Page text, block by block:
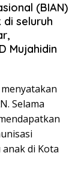
(BIAN)
seluruh
Mujahidin
Selama
di Kota